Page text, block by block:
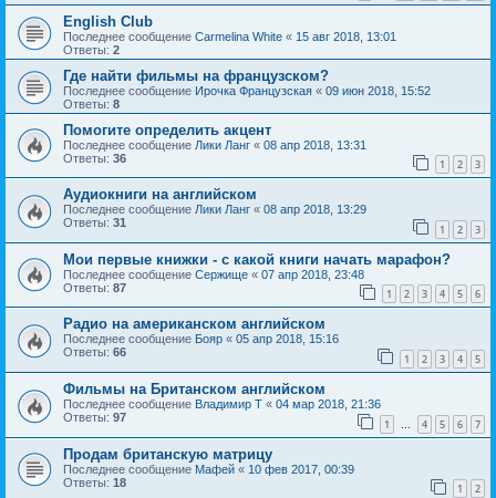
English Club
Последнее сообщение Carmelina White « 15 авг 2018, 13:01
Ответы: 2
Где найти фильмы на французском?
Последнее сообщение Ирочка Французская « 09 июн 2018, 15:52
Ответы: 8
Помогите определить акцент
Последнее сообщение Лики Ланг « 08 апр 2018, 13:31
Ответы: 36 1 2 3
Аудиокниги на английском
Последнее сообщение Лики Ланг « 08 апр 2018, 13:29
Ответы: 31 1 2 3
Мои первые книжки - с какой книги начать марафон?
Последнее сообщение Сержище « 07 апр 2018, 23:48
Ответы: 87 1 2 3 4 5 6
Радио на американском английском
Последнее сообщение Бояр « 05 апр 2018, 15:16
Ответы: 66 1 2 3 4 5
Фильмы на Британском английском
Последнее сообщение Владимир Т « 04 мар 2018, 21:36
Ответы: 97 1 … 4 5 6 7
Продам британскую матрицу
Последнее сообщение Мафей « 10 фев 2017, 00:39
Ответы: 18 1 2